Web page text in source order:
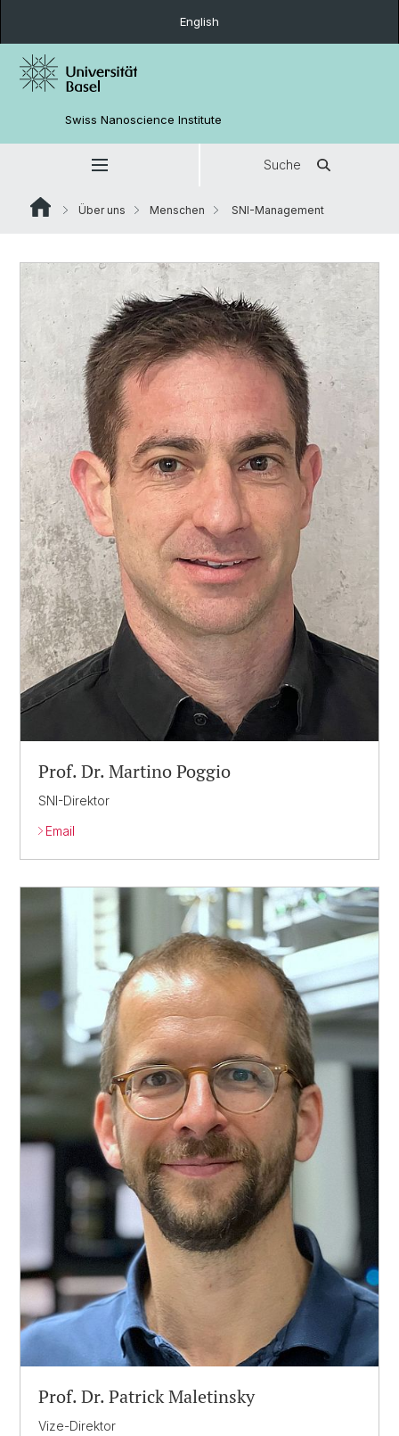
English
Swiss Nanoscience Institute
Suche
Über uns Menschen SNI-Management
Prof. Dr. Martino Poggio
SNI-Direktor
Email
Prof. Dr. Patrick Maletinsky
Vize-Direktor